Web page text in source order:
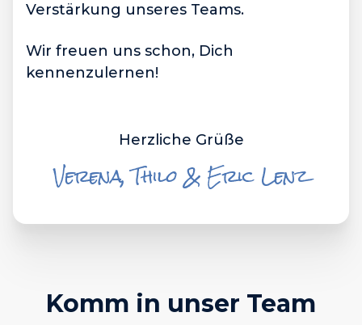
Verstärkung unseres Teams.
Wir freuen uns schon, Dich
kennenzulernen!
Herzliche Grüße
Verena, Thilo & Eric Lenz
Komm in unser Team